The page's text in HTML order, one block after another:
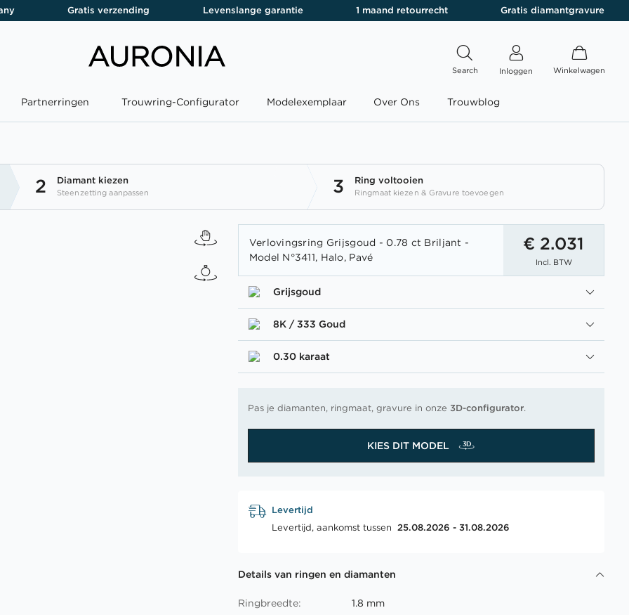
Gratis verzending Levenslange garantie 1 maand retourrecht Gratis diamantgravure
Search Inloggen Winkelwagen
Partnerringen Trouwring-Configurator Modelexemplaar Over Ons Trouwblog
2 Diamant kiezen
Steenzetting aanpassen 3 Ring voltooien
Ringmaat kiezen & Gravure toevoegen
Verlovingsring Grijsgoud - 0.78 ct Briljant -
Model N°3411, Halo, Pavé
€ 2.031
Incl. BTW
Grijsgoud
8K / 333 Goud
0.30 karaat
Pas je diamanten, ringmaat, gravure in onze3D-configurator.
KIES DIT MODEL
Levertijd
Levertijd, aankomst tussen 25.08.2026 - 31.08.2026
Details van ringen en diamanten
Ringbreedte:
1.8 mm